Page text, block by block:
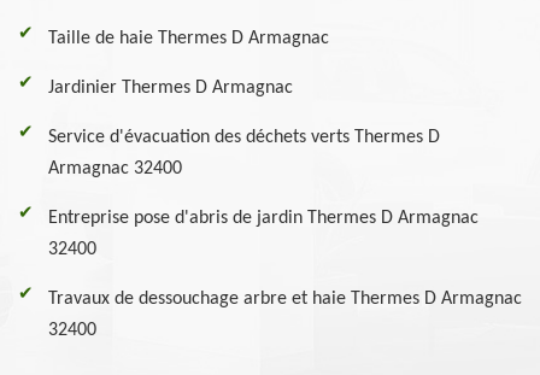
Taille de haie Thermes D Armagnac
Jardinier Thermes D Armagnac
Service d'évacuation des déchets verts Thermes D
Armagnac 32400
Entreprise pose d'abris de jardin Thermes D Armagnac
32400
Travaux de dessouchage arbre et haie Thermes D Armagnac
32400